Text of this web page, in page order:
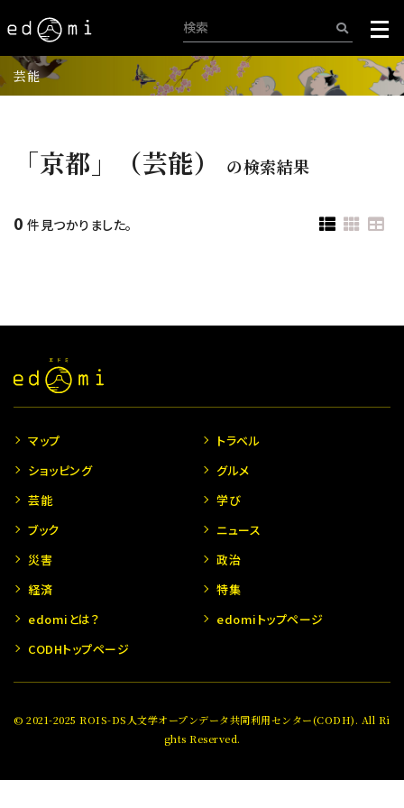
芸能
「京都」（芸能） の検索結果
0 件見つかりました。
マップ
トラベル
ショッピング
グルメ
芸能
学び
ブック
ニュース
災害
政治
経済
特集
edomiとは？
edomiトップページ
CODHトップページ
© 2021-2025 ROIS-DS人文学オープンデータ共同利用センター(CODH). All Ri
ghts Reserved.